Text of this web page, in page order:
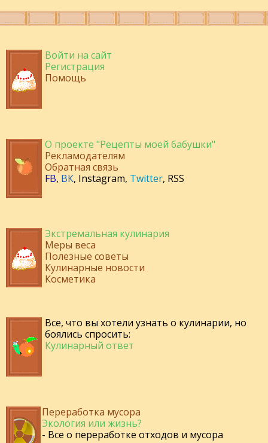
Войти на сайт
Регистрация
Помощь
О проекте "Рецепты моей бабушки"
Рекламодателям
Обратная связь
FB, ВК, Instagram, Twitter, RSS
Экстремальная кулинария
Меры веса
Полезные советы
Кулинарные новости
Косметика
Все, что вы хотели узнать о кулинарии, но
боялись спросить:
Кулинарный ответ
Переработка мусора
Экология или жизнь?
- Все о переработке отходов и мусора